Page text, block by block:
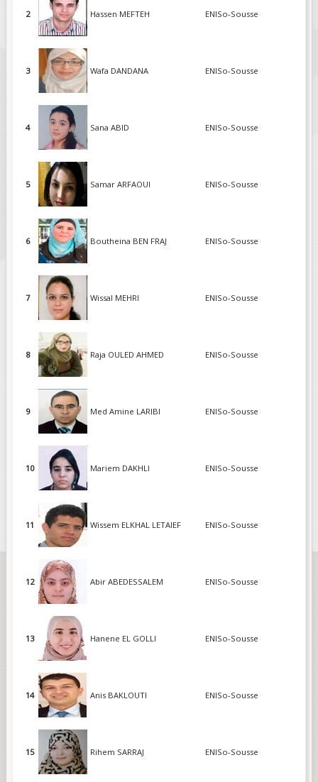
2 Hassen MEFTEH ENISo-Sousse
3 Wafa DANDANA ENISo-Sousse
4 Sana ABID ENISo-Sousse
5 Samar ARFAOUI ENISo-Sousse
6 Boutheina BEN FRAJ ENISo-Sousse
7 Wissal MEHRI ENISo-Sousse
8 Raja OULED AHMED ENISo-Sousse
9 Med Amine LARIBI ENISo-Sousse
10 Mariem DAKHLI ENISo-Sousse
11 Wissem ELKHAL LETAIEF ENISo-Sousse
12 Abir ABEDESSALEM ENISo-Sousse
13 Hanene EL GOLLI ENISo-Sousse
14 Anis BAKLOUTI ENISo-Sousse
15 Rihem SARRAJ ENISo-Sousse